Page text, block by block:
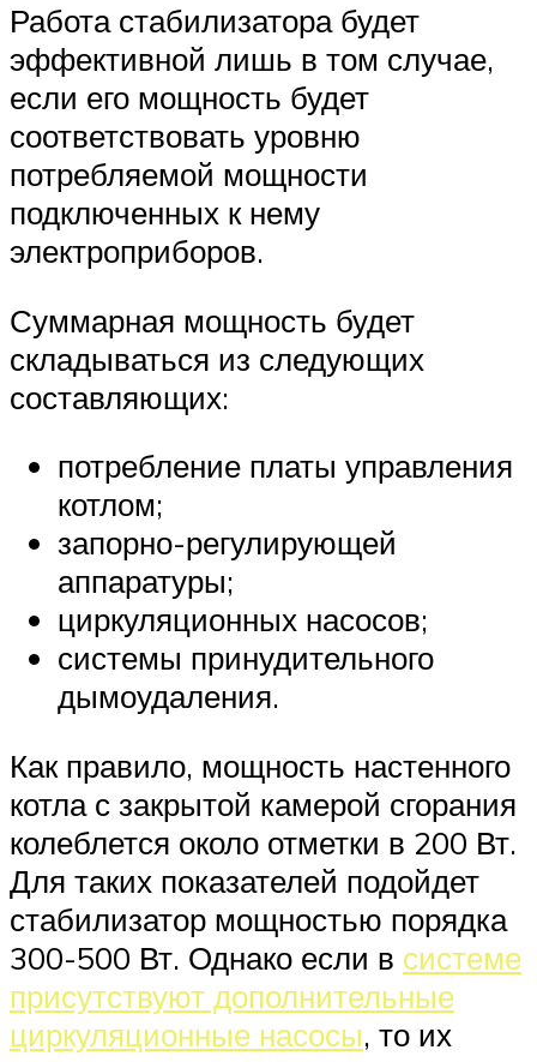
Работа стабилизатора будет
эффективной лишь в том случае,
если его мощность будет
соответствовать уровню
потребляемой мощности
подключенных к нему
электроприборов.
Суммарная мощность будет
складываться из следующих
составляющих:
потребление платы управления
котлом;
запорно-регулирующей
аппаратуры;
циркуляционных насосов;
системы принудительного
дымоудаления.
Как правило, мощность настенного
котла с закрытой камерой сгорания
колеблется около отметки в 200 Вт.
Для таких показателей подойдет
стабилизатор мощностью порядка
300-500 Вт. Однако если в системе
присутствуют дополнительные
циркуляционные насосы, то их